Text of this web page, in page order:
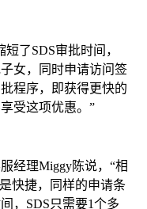
了SDS审批时间，
女，同时申请访问签
程序，即获得更快的
受这项优惠。”
理Miggy陈说，“相
快捷，同样的申请条
，SDS只需要1个多